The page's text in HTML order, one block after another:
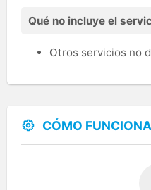
Qué no incluye el
Otros servicios no
CÓMO FUNCIONA